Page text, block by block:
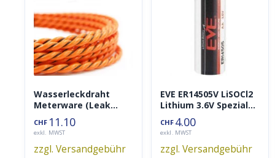
STROMVERSORGUNG
BATTERIEN ENTHALTEN
ANZAHL BATTERIEN
BATTERIETYP
BATTERIEFORMAT
BATTERIE AUSTAUSCHBAR
Wasserleckdraht
Meterware (Leak
Detection Cable)
CHF 11.10
exkl. MWST
zzgl. Versandgebühr
EVE ER14505V LiSOCl2
Lithium 3.6V Spezial
Batterie (AA,
2600mAh, ER14505/S,
ER14500)
CHF 4.00
exkl. MWST
zzgl. Versandgebühr